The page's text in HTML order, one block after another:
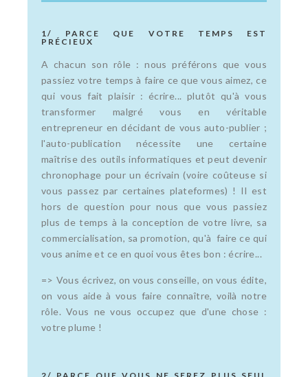
1/ PARCE QUE VOTRE TEMPS EST
PRÉCIEUX
A chacun son rôle : nous préférons que vous
passiez votre temps à faire ce que vous aimez, ce
qui vous fait plaisir : écrire... plutôt qu'à vous
transformer malgré vous en véritable
entrepreneur en décidant de vous auto-publier ;
l'auto-publication nécessite une certaine
maîtrise des outils informatiques et peut devenir
chronophage pour un écrivain (voire coûteuse si
vous passez par certaines plateformes) ! Il est
hors de question pour nous que vous passiez
plus de temps à la conception de votre livre, sa
commercialisation, sa promotion, qu'à faire ce qui
vous anime et ce en quoi vous êtes bon : écrire...
=> Vous écrivez, on vous conseille, on vous édite,
on vous aide à vous faire connaître, voilà notre
rôle. Vous ne vous occupez que d'une chose :
votre plume !